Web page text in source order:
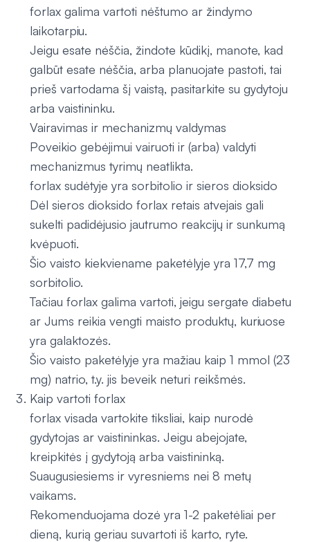
forlax galima vartoti nėštumo ar žindymo
laikotarpiu.
Jeigu esate nėščia, žindote kūdikį, manote, kad
galbūt esate nėščia, arba planuojate pastoti, tai
prieš vartodama šį vaistą, pasitarkite su gydytoju
arba vaistininku.
Vairavimas ir mechanizmų valdymas
Poveikio gebėjimui vairuoti ir (arba) valdyti
mechanizmus tyrimų neatlikta.
forlax sudėtyje yra sorbitolio ir sieros dioksido
Dėl sieros dioksido forlax retais atvejais gali
sukelti padidėjusio jautrumo reakcijų ir sunkumą
kvėpuoti.
Šio vaisto kiekviename paketėlyje yra 17,7 mg
sorbitolio.
Tačiau forlax galima vartoti, jeigu sergate diabetu
ar Jums reikia vengti maisto produktų, kuriuose
yra galaktozės.
Šio vaisto paketėlyje yra mažiau kaip 1 mmol (23
mg) natrio, t.y. jis beveik neturi reikšmės.
Kaip vartoti forlax
forlax visada vartokite tiksliai, kaip nurodė
gydytojas ar vaistininkas. Jeigu abejojate,
kreipkitės į gydytoją arba vaistininką.
Suaugusiesiems ir vyresniems nei 8 metų
vaikams.
Rekomenduojama dozė yra 1-2 paketėliai per
dieną, kurią geriau suvartoti iš karto, ryte.